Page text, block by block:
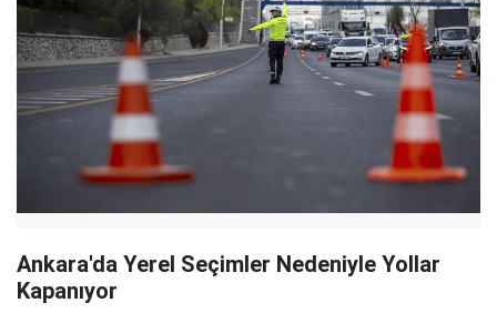
Ankara'da Yerel Seçimler Nedeniyle Yollar
Kapanıyor